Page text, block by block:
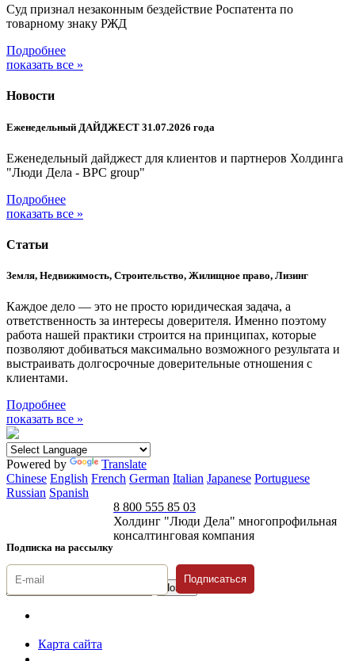
Суд признал незаконным бездействие Роспатента по
товарному знаку РЖД
Подробнее
показать все »
Новости
Еженедельный ДАЙДЖЕСТ 31.07.2026 года
Еженедельный дайджест для клиентов и партнеров Холдинга
"Люди Дела - BPC group"
Подробнее
показать все »
Статьи
Земля, Недвижимость, Строительство, Жилищное право, Лизинг
Каждое дело — это не просто юридическая задача, а
ответственность за интересы доверителя. Именно поэтому
работа нашей практики строится на принципах, которые
позволяют добиваться максимально возможного результата и
выстраивать долгосрочные доверительные отношения с
клиентами.
Подробнее
показать все »
Powered by
Translate
Chinese English French German Italian Japanese Portuguese
Russian Spanish
Подписка на рассылку
8 800 555 85 03
Холдинг "Люди Дела" многопрофильная
консалтинговая компания
Подписаться
Карта сайта